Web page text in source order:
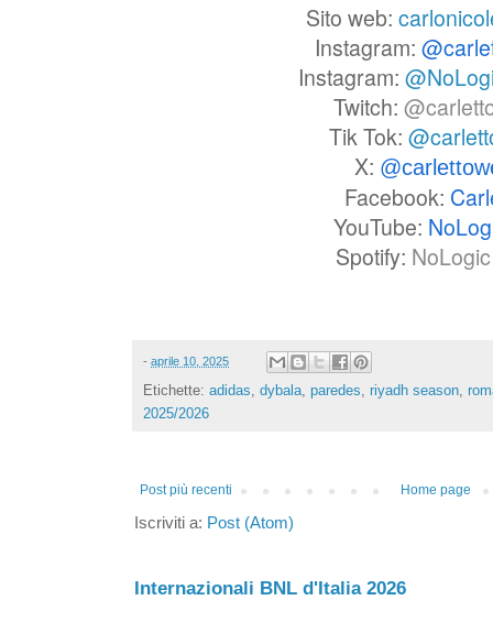
Sito web:
Instagram:
Instagram:
Twitch:
Tik Tok:
X:
Facebook:
YouTube:
Spotify:
- aprile 10, 2025
Etichette: adidas, dybala, paredes, riyadh season,
2025/2026
Post più recenti Home page
Iscriviti a: Post (Atom)
Internazionali BNL d'Italia 2026